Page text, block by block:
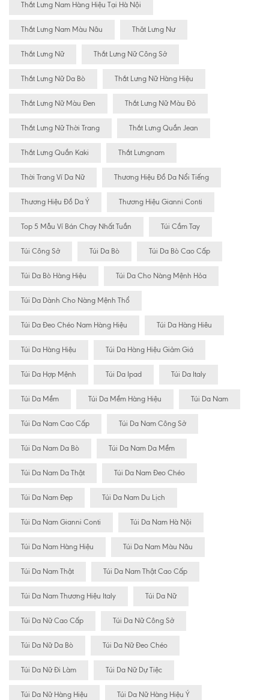
Thắt Lưng Nam Hàng Hiệu Tại Hà Nội
Thắt Lưng Nam Màu Nâu Thăt Lưng Nư
Thắt Lưng Nữ Thắt Lưng Nữ Công Sở
Thắt Lưng Nữ Da Bò Thắt Lưng Nữ Hàng Hiệu
Thắt Lưng Nữ Màu Đen Thắt Lưng Nữ Màu Đỏ
Thắt Lưng Nữ Thời Trang Thắt Lưng Quần Jean
Thắt Lưng Quần Kaki Thắt Lưngnam
Thời Trang Ví Da Nữ Thương Hiệu Đồ Da Nổi Tiếng
Thương Hiệu Đồ Da Ý Thương Hiệu Gianni Conti
Top 5 Mẫu Ví Bán Chạy Nhất Tuần Túi Cầm Tay
Túi Công Sở Túi Da Bò Túi Da Bò Cao Cấp
Túi Da Bò Hàng Hiệu Túi Da Cho Nàng Mệnh Hỏa
Túi Da Dành Cho Nàng Mệnh Thổ
Túi Da Đeo Chéo Nam Hàng Hiệu Túi Da Hàng Hiêu
Túi Da Hàng Hiệu Túi Da Hàng Hiệu Giảm Giá
Túi Da Hợp Mệnh Túi Da Ipad Túi Da Italy
Túi Da Mềm Túi Da Mềm Hàng Hiệu Túi Da Nam
Túi Da Nam Cao Cấp Túi Da Nam Công Sở
Túi Da Nam Da Bò Túi Da Nam Da Mềm
Túi Da Nam Da Thật Túi Da Nam Đeo Chéo
Túi Da Nam Đẹp Túi Da Nam Du Lịch
Túi Da Nam Gianni Conti Túi Da Nam Hà Nội
Túi Da Nam Hàng Hiệu Túi Da Nam Màu Nâu
Túi Da Nam Thật Túi Da Nam Thật Cao Cấp
Túi Da Nam Thương Hiệu Italy Túi Da Nữ
Túi Da Nữ Cao Cấp Túi Da Nữ Công Sở
Túi Da Nữ Da Bò Túi Da Nữ Đeo Chéo
Túi Da Nữ Đi Làm Túi Da Nữ Dự Tiệc
Túi Da Nữ Hàng Hiệu Túi Da Nữ Hàng Hiệu Ý